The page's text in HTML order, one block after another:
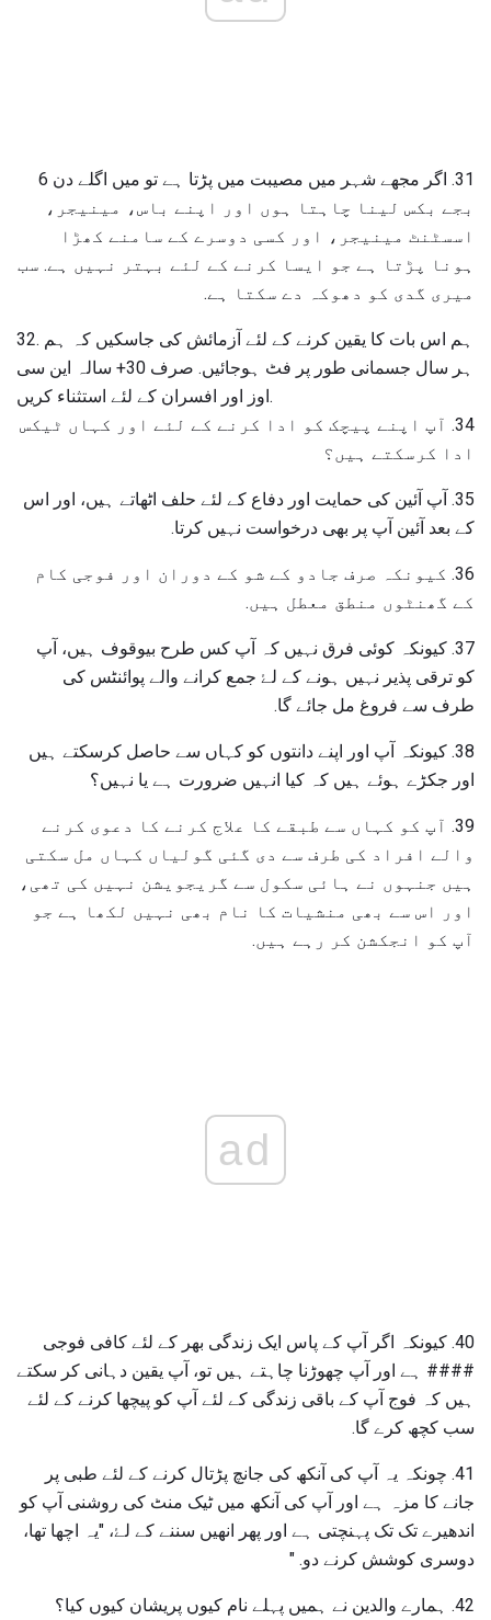
31. اگر مجھے شہر میں مصیبت میں پڑتا ہے تو میں اگلے دن 6
بجے بکس لینا چاہتا ہوں اور اپنے باس، مینیجر،
اسسٹنٹ مینیجر، اور کسی دوسرے کے سامنے کھڑا
ہونا پڑتا ہے جو ایسا کرنے کے لئے بہتر نہیں ہے. سب
میری گدی کو دھوکہ دے سکتا ہے.
32. ہم اس بات کا یقین کرنے کے لئے آزمائش کی جاسکیں کہ ہم
ہر سال جسمانی طور پر فٹ ہوجائیں. صرف 30+ سالہ این سی
اوز اور افسران کے لئے استثناء کریں.
34. آپ اپنے پیچک کو ادا کرنے کے لئے اور کہاں ٹیکس
ادا کرسکتے ہیں؟
35. آپ آئین کی حمایت اور دفاع کے لئے حلف اٹھاتے ہیں، اور اس
کے بعد آئین آپ پر بھی درخواست نہیں کرتا.
36. کیونکہ صرف جادو کے شو کے دوران اور فوجی کام
کے گھنٹوں منطق معطل ہیں.
37. کیونکہ کوئی فرق نہیں کہ آپ کس طرح بیوقوف ہیں، آپ
کو ترقی پذیر نہیں ہونے کے لۓ جمع کرانے والے پوائنٹس کی
طرف سے فروغ مل جائے گا.
38. کیونکہ آپ اور اپنے دانتوں کو کہاں سے حاصل کرسکتے ہیں
اور جکڑے ہوئے ہیں کہ کیا انہیں ضرورت ہے یا نہیں؟
39. آپ کو کہاں سے طبقے کا علاج کرنے کا دعوی کرنے
والے افراد کی طرف سے دی گئی گولیاں کہاں مل سکتی
ہیں جنہوں نے ہائی سکول سے گریجویشن نہیں کی تھی،
اور اس سے بھی منشیات کا نام بھی نہیں لکھا ہے جو
آپ کو انجکشن کر رہے ہیں.
ad
40. کیونکہ اگر آپ کے پاس ایک زندگی بھر کے لئے کافی فوجی
#### ہے اور آپ چھوڑنا چاہتے ہیں تو، آپ یقین دہانی کر سکتے
ہیں کہ فوج آپ کے باقی زندگی کے لئے آپ کو پیچھا کرنے کے لئے
سب کچھ کرے گا.
41. چونکہ یہ آپ کی آنکھ کی جانچ پڑتال کرنے کے لئے طبی پر
جانے کا مزہ ہے اور آپ کی آنکھ میں ٹیک منٹ کی روشنی آپ کو
اندھیرے تک تک پہنچتی ہے اور پھر انھیں سننے کے لۓ، "یہ اچھا تھا،
دوسری کوشش کرنے دو. "
42. ہمارے والدین نے ہمیں پہلے نام کیوں پریشان کیوں کیا؟